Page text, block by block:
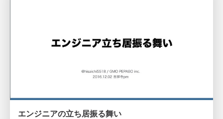
エンジニアの立ち居振る舞い